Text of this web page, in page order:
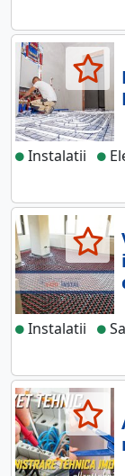
Instalatii
Instalatii